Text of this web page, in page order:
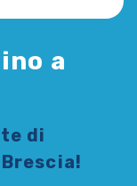
a
di